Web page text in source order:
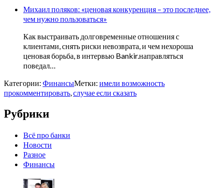
Михаил поляков: «ценовая конкуренция – это последнее,
чем нужно пользоваться»
Как выстраивать долговременные отношения с
клиентами, снять риски невозврата, и чем нехороша
ценовая борьба, в интервью Bankir.направляться
поведал…
Категории: ФинансыМетки: имели возможность
прокомментировать,случае если сказать
Рубрики
Всё про банки
Новости
Разное
Финансы